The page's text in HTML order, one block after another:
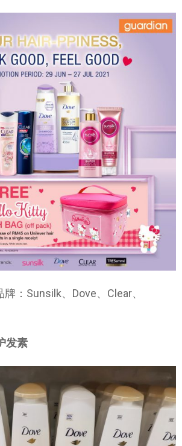
：Sunsilk、Dove、Clear、
发素